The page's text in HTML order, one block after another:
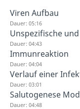
Viren Aufbau
Dauer: 05:16
Unspezifische
Dauer: 04:43
Immunreaktion
Dauer: 04:04
Verlauf einer
Dauer: 03:01
Salutogenese
Dauer: 04:48